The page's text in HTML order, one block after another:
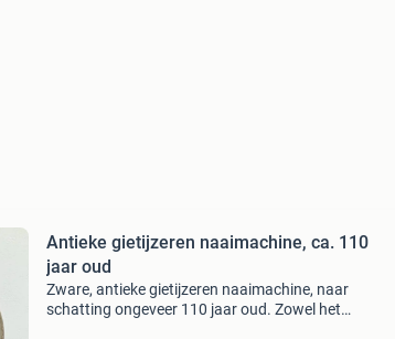
Antieke gietijzeren naaimachine, ca. 110
jaar oud
Zware, antieke gietijzeren naaimachine, naar
schatting ongeveer 110 jaar oud. Zowel het